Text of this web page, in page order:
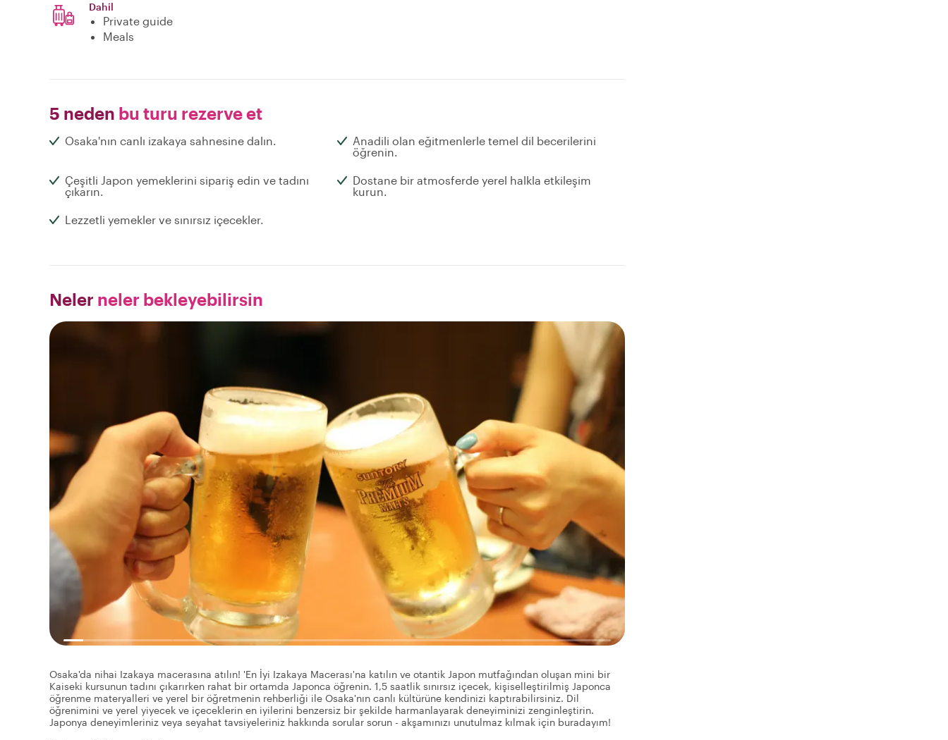
Dahil
Private guide
Meals
5 neden bu turu rezerve et
Osaka'nın canlı izakaya sahnesine dalın.
Anadili olan eğitmenlerle temel dil becerilerini
öğrenin.
Çeşitli Japon yemeklerini sipariş edin ve tadını
çıkarın.
Dostane bir atmosferde yerel halkla etkileşim
kurun.
Lezzetli yemekler ve sınırsız içecekler.
Neler neler bekleyebilirsin
Osaka'da nihai Izakaya macerasına atılın! 'En İyi Izakaya Macerası'na katılın ve otantik Japon mutfağından oluşan mini bir
Kaiseki kursunun tadını çıkarırken rahat bir ortamda Japonca öğrenin. 1,5 saatlik sınırsız içecek, kişiselleştirilmiş Japonca
öğrenme materyalleri ve yerel bir öğretmenin rehberliği ile Osaka'nın canlı kültürüne kendinizi kaptırabilirsiniz. Dil
öğrenimini ve yerel yiyecek ve içeceklerin en iyilerini benzersiz bir şekilde harmanlayarak deneyiminizi zenginleştirin.
Japonya deneyimleriniz veya seyahat tavsiyeleriniz hakkında sorular sorun - akşamınızı unutulmaz kılmak için buradayım!